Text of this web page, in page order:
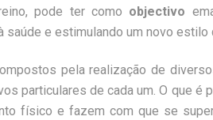
pode ter como objectivo
e estimulando um novo estilo
pela realização de
particulares de cada um. O que é
físico e fazem com que se